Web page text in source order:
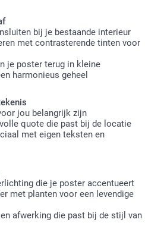
bij je bestaande interieur
met contrasterende tinten voor
je poster terug in kleine
harmonieus geheel
jou belangrijk zijn
quote die past bij de locatie
met eigen teksten en
die je poster accentueert
met planten voor een levendige
afwerking die past bij de stijl van